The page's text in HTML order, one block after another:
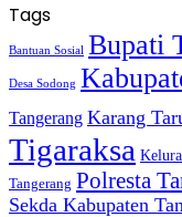
Tags
Bantuan Sosial Bupati
Desa Sodong
Tangerang Karang
Tigaraksa
Tangerang Polresta
Sekda Kabupaten